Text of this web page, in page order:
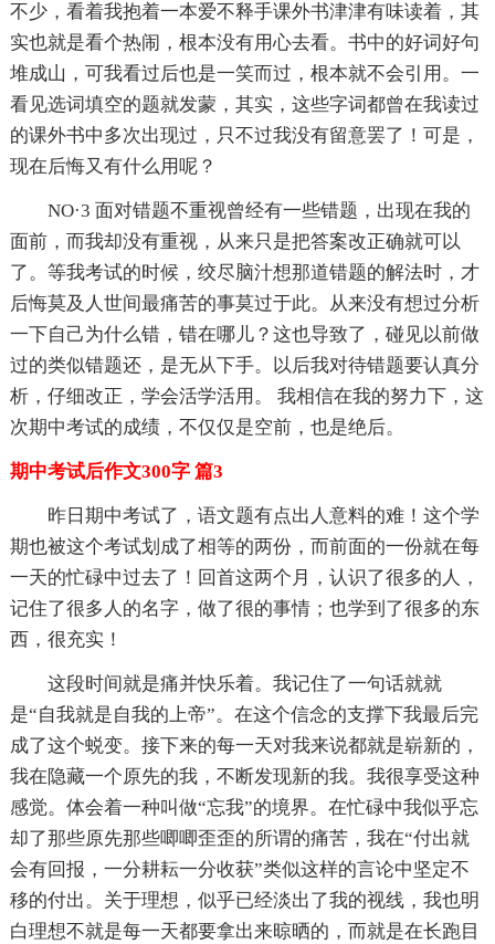
不少，看着我抱着一本爱不释手课外书津津有味读着，其
实也就是看个热闹，根本没有用心去看。书中的好词好句
堆成山，可我看过后也是一笑而过，根本就不会引用。一
看见选词填空的题就发蒙，其实，这些字词都曾在我读过
的课外书中多次出现过，只不过我没有留意罢了！可是，
现在后悔又有什么用呢？
NO·3 面对错题不重视曾经有一些错题，出现在我的
面前，而我却没有重视，从来只是把答案改正确就可以
了。等我考试的时候，绞尽脑汁想那道错题的解法时，才
后悔莫及人世间最痛苦的事莫过于此。从来没有想过分析
一下自己为什么错，错在哪儿？这也导致了，碰见以前做
过的类似错题还，是无从下手。以后我对待错题要认真分
析，仔细改正，学会活学活用。 我相信在我的努力下，这
次期中考试的成绩，不仅仅是空前，也是绝后。
期中考试后作文300字 篇3
昨日期中考试了，语文题有点出人意料的难！这个学
期也被这个考试划成了相等的两份，而前面的一份就在每
一天的忙碌中过去了！回首这两个月，认识了很多的人，
记住了很多人的名字，做了很的事情；也学到了很多的东
西，很充实！
这段时间就是痛并快乐着。我记住了一句话就就
是“自我就是自我的上帝”。在这个信念的支撑下我最后完
成了这个蜕变。接下来的每一天对我来说都就是崭新的，
我在隐藏一个原先的我，不断发现新的我。我很享受这种
感觉。体会着一种叫做“忘我”的境界。在忙碌中我似乎忘
却了那些原先那些唧唧歪歪的所谓的痛苦，我在“付出就
会有回报，一分耕耘一分收获”类似这样的言论中坚定不
移的付出。关于理想，似乎已经淡出了我的视线，我也明
白理想不就是每一天都要拿出来晾晒的，而就是在长跑目